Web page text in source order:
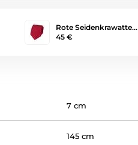
Rote Seidenkrawatte…
45 €
7 cm
145 cm